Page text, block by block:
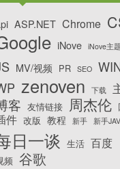
ASP.NET Chrome
iNove iNove主题
MV/视频 PR SEO
zenoven 下载
客 友情链接 周杰伦
件 改版 教程 新手 新手
日一谈 生活 百度
频 谷歌